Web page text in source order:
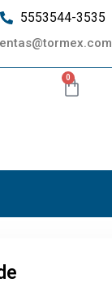
5553544-3535
0